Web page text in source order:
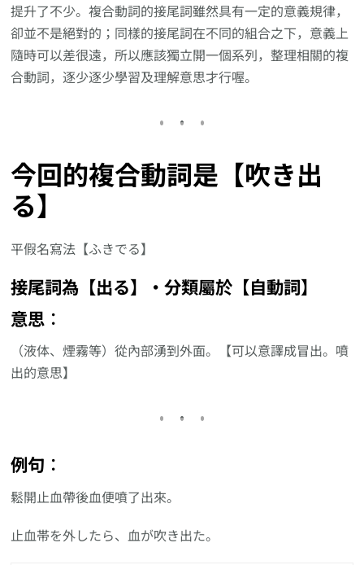
提升了不少。複合動詞的接尾詞雖然具有一定的意義規律，
卻並不是絕對的；同樣的接尾詞在不同的組合之下，意義上
隨時可以差很遠，所以應該獨立開一個系列，整理相關的複
合動詞，逐少逐少學習及理解意思才行喔。
今回的複合動詞是【吹き出
る】
平假名寫法【ふきでる】
接尾詞為【出る】‧分類屬於【自動詞】
意思︰
（液体、煙霧等）從內部湧到外面。【可以意譯成冒出。噴
出的意思】
例句︰
鬆開止血帶後血便噴了出來。
止血帯を外したら、血が吹き出た。